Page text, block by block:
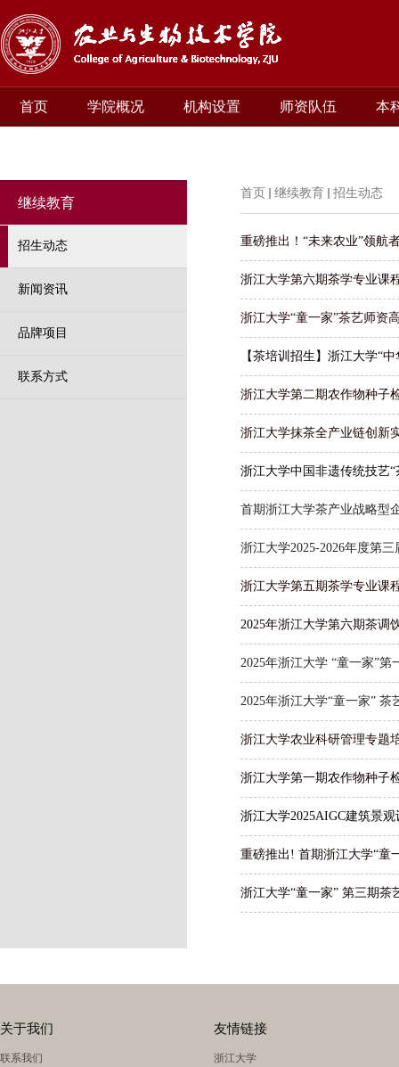
首页 学院概况 机构设置 师资队伍 本
继续教育
招生动态
新闻资讯
品牌项目
联系方式
首页 继续教育 招生动态
重磅推出！“未来农业”领航
浙江大学第六期茶学专业课
浙江大学“童一家”茶艺师资
【茶培训招生】浙江大学“
浙江大学第二期农作物种子
浙江大学抹茶全产业链创新
浙江大学中国非遗传统技艺
首期浙江大学茶产业战略型
浙江大学2025-2026年度第
浙江大学第五期茶学专业课
2025年浙江大学第六期茶调
2025年浙江大学 “童一家”
2025年浙江大学“童一家”
浙江大学农业科研管理专题
浙江大学第一期农作物种子
浙江大学2025AIGC建筑景
重磅推出! 首期浙江大学“童
浙江大学“童一家” 第三期
关于我们
联系我们
友情链接
浙江大学